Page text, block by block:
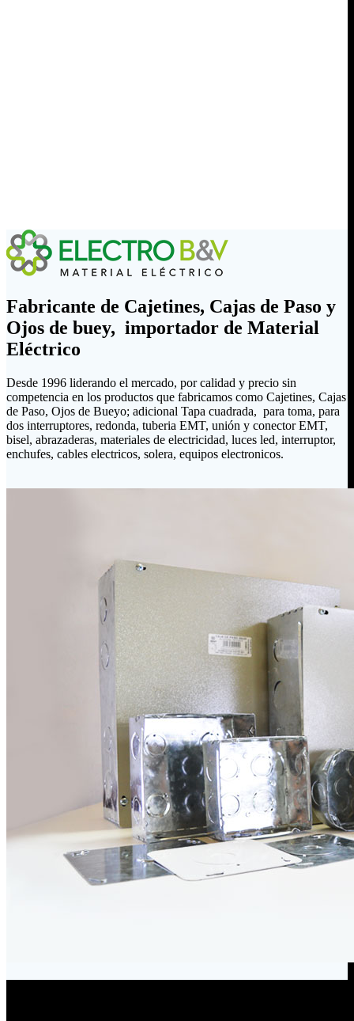
Fabricante de Cajetines, Cajas de Paso y
Ojos de buey, importador de Material
Eléctrico
Desde 1996 liderando el mercado, por calidad y precio sin
competencia en los productos que fabricamos como Cajetines, Cajas
de Paso, Ojos de Bueyo; adicional Tapa cuadrada, para toma, para
dos interruptores, redonda, tuberia EMT, unión y conector EMT,
bisel, abrazaderas, materiales de electricidad, luces led, interruptor,
enchufes, cables electricos, solera, equipos electronicos.